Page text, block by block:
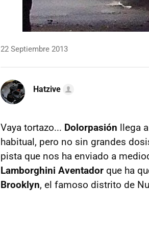
22 Septiembre 2013
Hatzive
Vaya tortazo... Dolorpasión llega
habitual, pero no sin grandes
pista que nos ha enviado a
Lamborghini Aventador que ha
Brooklyn, el famoso distrito de